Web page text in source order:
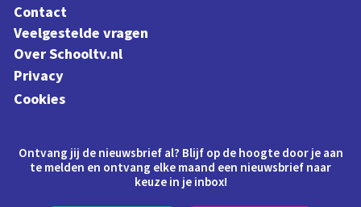
Contact
Veelgestelde vragen
Over Schooltv.nl
Privacy
Cookies
Ontvang jij de nieuwsbrief al? Blijf op de hoogte door je aan
te melden en ontvang elke maand een nieuwsbrief naar
keuze in je inbox!